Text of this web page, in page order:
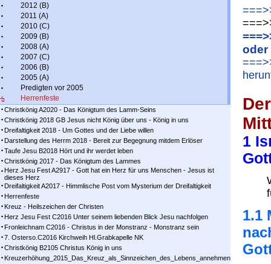
2012 (B)
2011 (A)
2010 (C)
2009 (B)
2008 (A)
2007 (C)
2006 (B)
2005 (A)
Predigten vor 2005
Herrenfeste
Christkönig A2020 - Das Königtum des Lamm-Seins
Christkönig 2018 GB Jesus nicht König über uns - König in uns
Dreifaltigkeit 2018 - Um Gottes und der Liebe willen
Darstellung des Herrm 2018 - Bereit zur Begegnung mitdem Erlöser
Taufe Jesu B2018 Hört und ihr werdet leben
Christkönig 2017 - Das Königtum des Lammes
Herz Jesu Fest A2917 - Gott hat ein Herz für uns Menschen - Jesus ist
dieses Herz
Dreifaltigkeit A2017 - Himmlische Post vom Mysterium der Dreifaltigkeit
Herrenfeste
Kreuz - Heilszeichen der Christen
Herz Jesu Fest C2016 Unter seinem liebenden Blick Jesu nachfolgen
Fronleichnam C2016 - Christus in der Monstranz - Monstranz sein
7. Osterso.C2016 Kirchweih Hl.Grabkapelle NK
Christkönig B2105 Christus König in uns
Kreuzerhöhung_2015_Das_Kreuz_als_Sinnzeichen_des_Lebens_annehmen
oder
1
1.1